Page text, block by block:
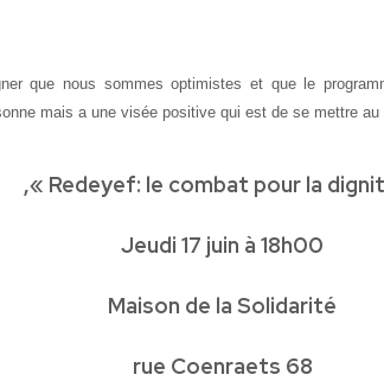
que nous sommes optimistes et que le
mais a une visée positive qui est de se mettre
Redeyef: le combat pour la
»,
Jeudi 17 juin à 18h00
Maison de la Solidarité
68 rue Coenraets